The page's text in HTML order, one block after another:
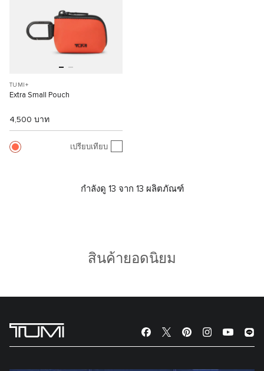
TUMI+
Extra Small Pouch
4,500 บาท
เปรียบเทียบ
กำลังดู 13 จาก 13 ผลิตภัณฑ์
สินค้ายอดนิยม